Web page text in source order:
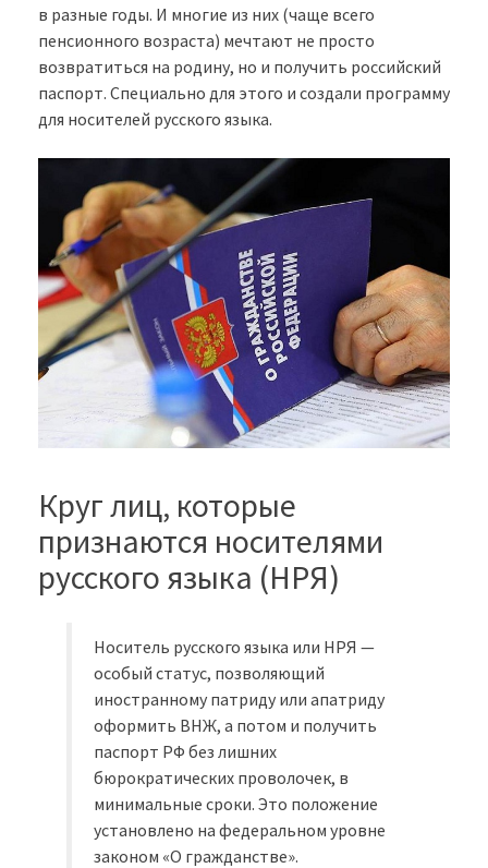
в разные годы. И многие из них (чаще всего
пенсионного возраста) мечтают не просто
возвратиться на родину, но и получить российский
паспорт. Специально для этого и создали программу
для носителей русского языка.
Круг лиц, которые
признаются носителями
русского языка (НРЯ)
Носитель русского языка или НРЯ —
особый статус, позволяющий
иностранному патриду или апатриду
оформить ВНЖ, а потом и получить
паспорт РФ без лишних
бюрократических проволочек, в
минимальные сроки. Это положение
установлено на федеральном уровне
законом «О гражданстве».